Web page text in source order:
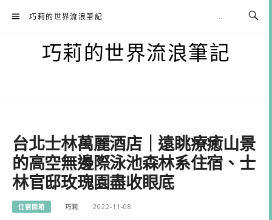
巧莉的世界流浪筆記
巧莉的世界流浪筆記
台北士林萬麗酒店｜遠眺療癒山景
的高空無邊際泳池森林系住宿、士
林官邸玫瑰園盡收眼底
住宿開箱 巧莉 2022-11-08